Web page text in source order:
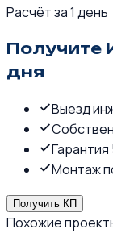
Расчёт за 1 день
Получите
дня
Выезд
Гарантия
Монтаж
Получить КП
Похожие